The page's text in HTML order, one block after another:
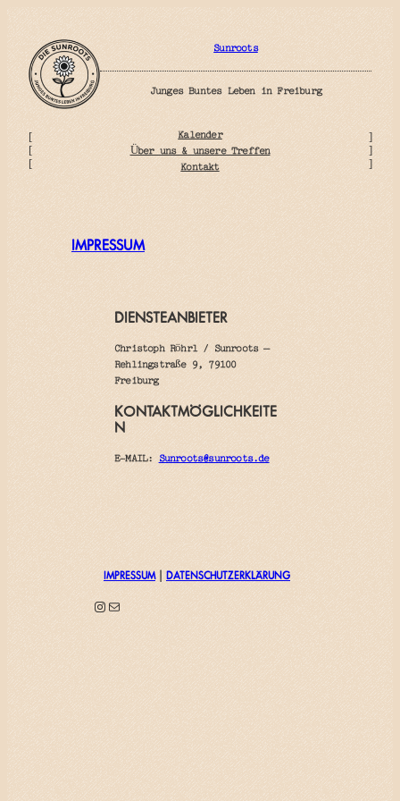
springen
Sunroots
Junges Buntes Leben in Freiburg
Kalender
Über uns & unsere Treffen
Kontakt
IMPRESSUM
DIENSTEANBIETER
Christoph Röhrl / Sunroots –
Rehlingstraße 9, 79100
Freiburg
KONTAKTMÖGLICHKEITE
N
E-MAIL: Sunroots@sunroots.de
IMPRESSUM| DATENSCHUTZERKLÄRUNG
Instagram E-Mail